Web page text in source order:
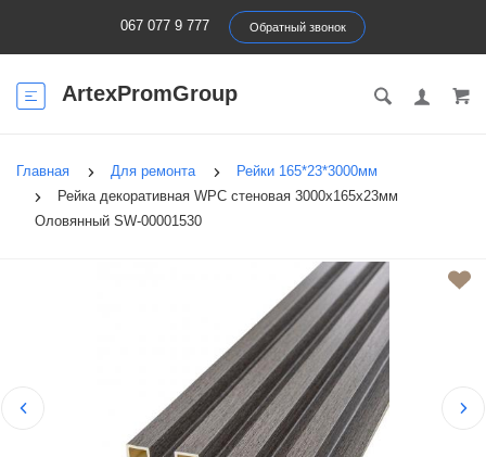
067 077 9 777 Обратный звонок
ArtexPromGroup
Главная Для ремонта
Рейки 165*23*3000мм
Рейка декоративная WPC стеновая 3000х165х23мм
Оловянный SW-00001530